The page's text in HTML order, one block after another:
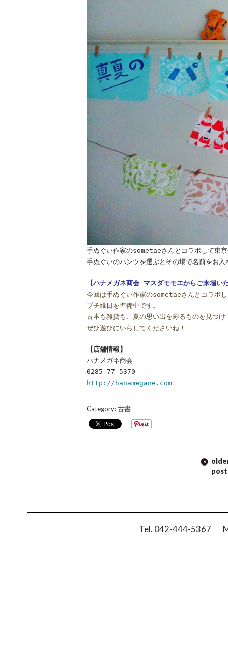
手ぬぐい作家のsometaeさんとコラボして東
手ぬぐいのパンツを選ぶとその場で名前をお
【ハナメガネ商会 マスダモモエからご来場い
今回は手ぬぐい作家のsometaeさんとコラボ
プチ縁日を準備中です。
古本も雑貨も、夏の思い出を彩るものを見つ
ぜひ遊びにいらしてくださいね！
【店舗情報】
ハナメガネ商会
0285-77-5370
http://hanamegane.com
Category:古書
Tel. 042-444-5367